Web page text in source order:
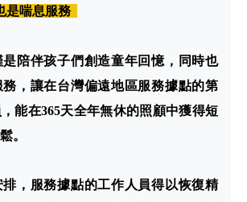
是喘息服務
陪伴孩子們創造童年回憶，同時也
，讓在台灣偏遠地區服務據點的第
能在365天全年無休的照顧中獲得短
。
，服務據點的工作人員得以恢復精